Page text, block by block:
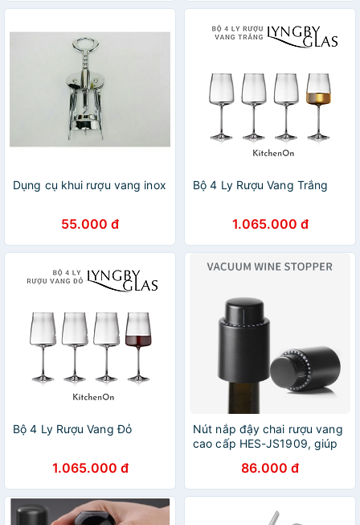
Dụng cụ khui rượu vang inox
55.000 đ
Bộ 4 Ly Rượu Vang Trắng
1.065.000 đ
Bộ 4 Ly Rượu Vang Đỏ
1.065.000 đ
Nút nắp đậy chai rượu vang
cao cấp HES-JS1909, giúp
86.000 đ